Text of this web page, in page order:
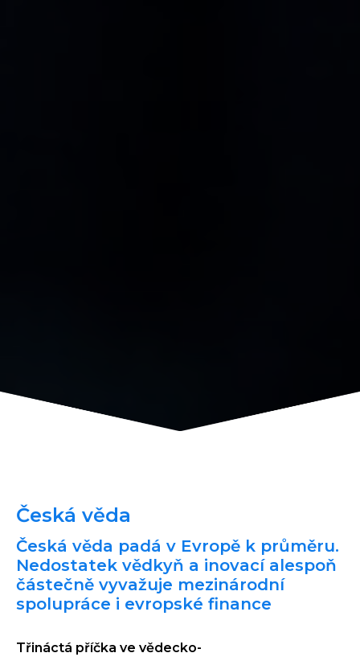
Česká věda
Česká věda padá v Evropě k průměru.
Nedostatek vědkyň a inovací alespoň
částečně vyvažuje mezinárodní
spolupráce i evropské finance
Třináctá příčka ve vědecko-